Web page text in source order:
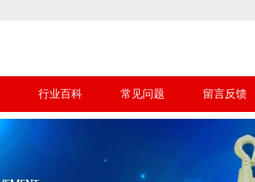
行业百科 常见问题 留言反馈